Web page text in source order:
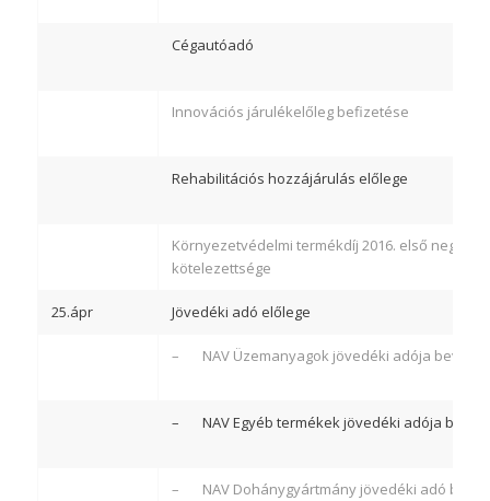
Cégautóadó
Innovációs járulékelőleg befizetése
Rehabilitációs hozzájárulás előlege
Környezetvédelmi termékdíj 2016. első
kötelezettsége
25.ápr Jövedéki adó előlege
– NAV Üzemanyagok jövedéki adója bevételi
– NAV Egyéb termékek jövedéki adója
– NAV Dohánygyártmány jövedéki adó